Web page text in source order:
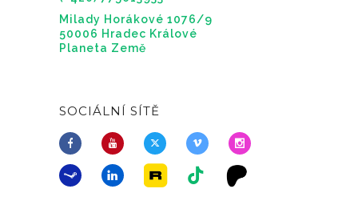
Milady Horákové 1076/9
50006 Hradec Králové
Planeta Země
SOCIÁLNÍ SÍTĚ